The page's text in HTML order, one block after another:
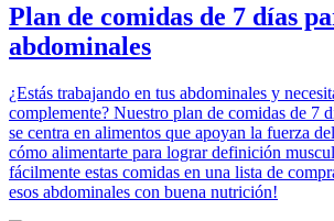
Plan de comidas de 7 días
abdominales
¿Estás trabajando en tus abdominales y
complemente? Nuestro plan de comidas de 7
se centra en alimentos que apoyan la fuerza
cómo alimentarte para lograr definición
fácilmente estas comidas en una lista de
esos abdominales con buena nutrición!